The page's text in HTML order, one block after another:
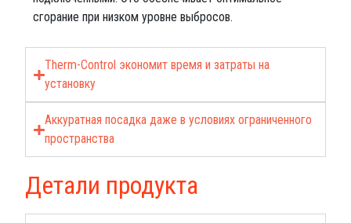
сгорание при низком уровне выбросов.
Therm-Control экономит время и затраты на
установку
Аккуратная посадка даже в условиях ограниченного
пространства
Детали продукта